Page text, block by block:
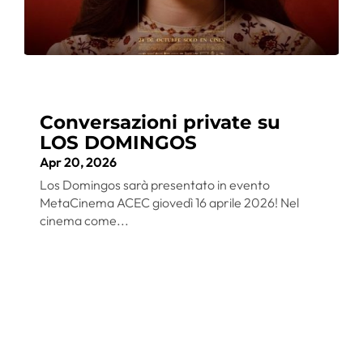
Conversazioni private su
LOS DOMINGOS
Apr 20, 2026
Los Domingos sarà presentato in evento
MetaCinema ACEC giovedì 16 aprile 2026! Nel
cinema come...